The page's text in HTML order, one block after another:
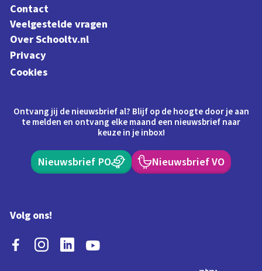
Contact
Veelgestelde vragen
Over Schooltv.nl
Privacy
Cookies
Ontvang jij de nieuwsbrief al? Blijf op de hoogte door je aan
te melden en ontvang elke maand een nieuwsbrief naar
keuze in je inbox!
Nieuwsbrief PO Nieuwsbrief VO
Volg ons!